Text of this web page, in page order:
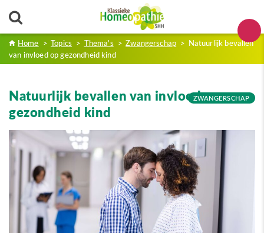
Home > Topics > Thema's > Zwangerschap > Natuurlijk bevallen
van invloed op gezondheid kind
Natuurlijk bevallen van invloed op
gezondheid kind
ZWANGERSCHAP